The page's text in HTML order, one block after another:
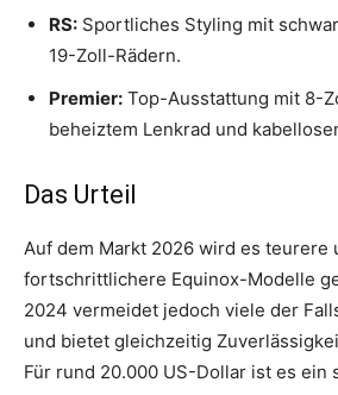
RS: Sportliches Styling mit
19-Zoll-Rädern.
Premier: Top-Ausstattung mit 8-
beheiztem Lenkrad und
Das Urteil
Auf dem Markt 2026 wird es teurere
fortschrittlichere Equinox-Modelle
2024 vermeidet jedoch viele der
und bietet gleichzeitig
Für rund 20.000 US-Dollar ist es ein